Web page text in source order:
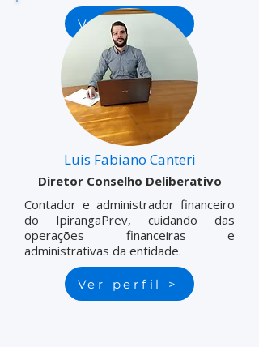
Ver perfil >
Luis Fabiano Canteri
Diretor Conselho Deliberativo
Contador e administrador financeiro
do IpirangaPrev, cuidando das
operações financeiras e
administrativas da entidade.
Ver perfil >